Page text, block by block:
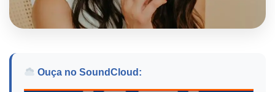
Ouça no SoundCloud: